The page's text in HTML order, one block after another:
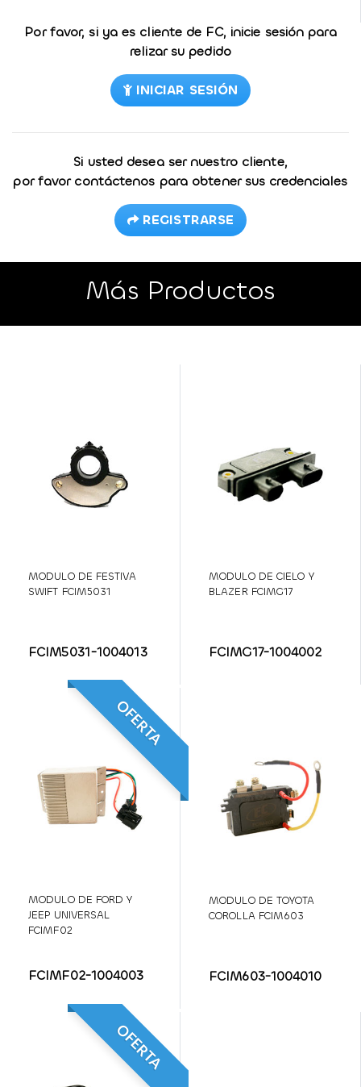
Por favor, si ya es cliente de FC, inicie sesión para
relizar su pedido
INICIAR SESIÓN
Si usted desea ser nuestro cliente,
por favor contáctenos para obtener sus credenciales
REGISTRARSE
Más Productos
MODULO DE FESTIVA
SWIFT FCIM5031
FCIM5031-1004013
MODULO DE CIELO Y
BLAZER FCIMG17
FCIMG17-1004002
OFERTA
MODULO DE FORD Y
JEEP UNIVERSAL
FCIMF02
FCIMF02-1004003
MODULO DE TOYOTA
COROLLA FCIM603
FCIM603-1004010
OFERTA